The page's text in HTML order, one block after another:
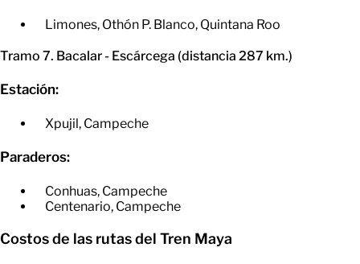
Limones, Othón P. Blanco, Quintana Roo
Tramo 7. Bacalar - Escárcega (distancia 287 km.)
Estación:
Xpujil, Campeche
Paraderos:
Conhuas, Campeche
​Centenario, Campeche
Costos de las rutas del Tren Maya